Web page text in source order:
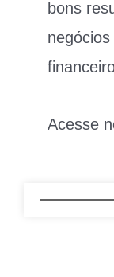
bons
Acesse